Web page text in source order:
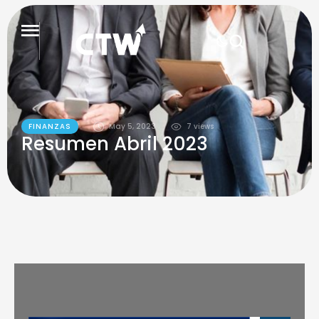
FINANZAS May 5, 2023 7 views
Resumen Abril 2023